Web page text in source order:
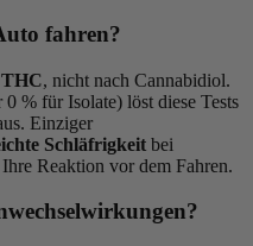
fahren?
THC, nicht nach Cannabidiol.
% für Isolate) löst diese Tests
Einziger
Schläfrigkeit bei
Reaktion vor dem Fahren.